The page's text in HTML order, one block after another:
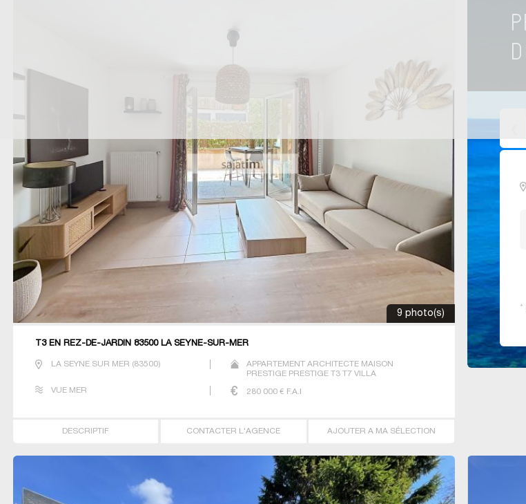
9 photo(s)
T3 EN REZ-DE-JARDIN 83500 LA SEYNE-SUR-MER
LA SEYNE SUR MER (83500)
APPARTEMENT ARCHITECTE MAISON
PRESTIGE PRESTIGE T3 T7 VILLA
VUE MER 280 000€ F.A.I
DESCRIPTIF CONTACTER L'AGENCE AJOUTER A MA SÉLECTION
*